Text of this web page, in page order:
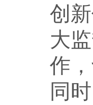
创
大
作
同